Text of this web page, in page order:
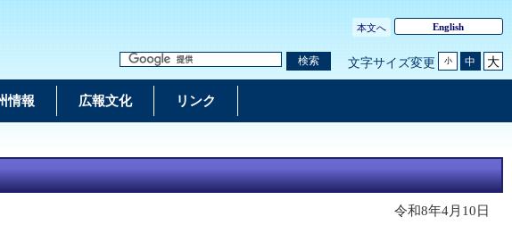
本文へ English
検索 文字サイズ変更 小 中 大
情報 広報文化 リンク
令和8年4月10日